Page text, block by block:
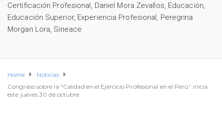
Certificación Profesional, Daniel Mora Zevallos, Educación,
Educación Superior, Experiencia Profesional, Peregrina
Morgan Lora, Sineace
Home
Noticias
Congreso sobre la “Calidad en el Ejercicio Profesional en el Perú” inicia
este jueves 30 de octubre